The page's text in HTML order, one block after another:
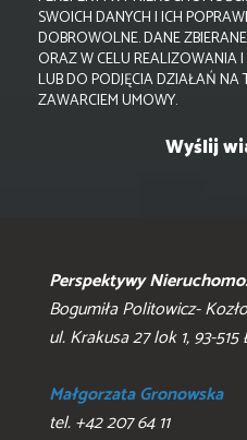
SWOICH DANYCH I ICH
DOBROWOLNE. DANE
ORAZ W CELU REALIZOWANIA
LUB DO PODJĘCIA DZIAŁAŃ NA
ZAWARCIEM UMOWY.
Perspektywy
Bogumiła Politowicz-
ul. Krakusa 27 lok 1, 93-515
Małgorzata Gronowska
tel. +42 207 64 11